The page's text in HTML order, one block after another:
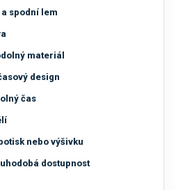
spodní lem
materiál
design
čas
nebo výšivku
dostupnost